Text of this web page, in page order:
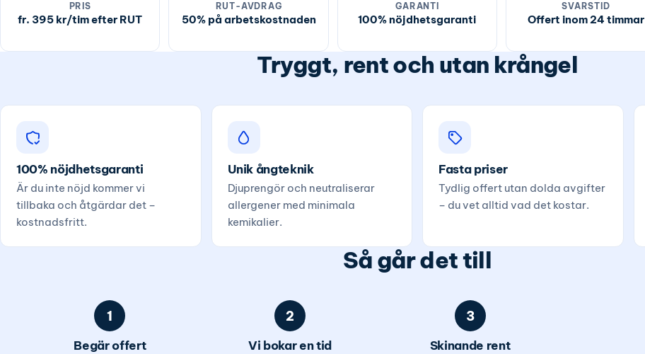
PRIS
fr. 395 kr/tim efter RUT
RUT-AVDRAG
50% på arbetskostnaden
GARANTI
100% nöjdhetsgaranti
SVARSTID
Offert inom 24 timmar
Tryggt, rent och utan krångel
100% nöjdhetsgaranti
Är du inte nöjd kommer vi
tillbaka och åtgärdar det –
kostnadsfritt.
Unik ångteknik
Djuprengör och neutraliserar
allergener med minimala
kemikalier.
Fasta priser
Tydlig offert utan dolda avgifter
– du vet alltid vad det kostar.
Så går det till
1
Begär offert
2
Vi bokar en tid
3
Skinande rent